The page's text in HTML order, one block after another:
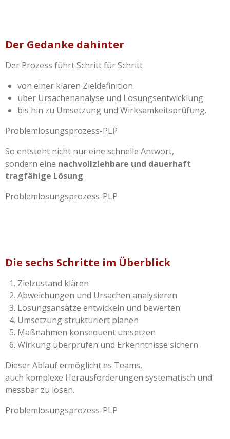
Der Gedanke dahinter
Der Prozess führt Schritt für Schritt
von einer klaren Zieldefinition
über Ursachenanalyse und Lösungsentwicklung
bis hin zu Umsetzung und Wirksamkeitsprüfung.
Problemlosungsprozess-PLP
So entsteht nicht nur eine schnelle Antwort,
sondern eine nachvollziehbare und dauerhaft
tragfähige Lösung.
Problemlosungsprozess-PLP
Die sechs Schritte im Überblick
Zielzustand klären
Abweichungen und Ursachen analysieren
Lösungsansätze entwickeln und bewerten
Umsetzung strukturiert planen
Maßnahmen konsequent umsetzen
Wirkung überprüfen und Erkenntnisse sichern
Dieser Ablauf ermöglicht es Teams,
auch komplexe Herausforderungen systematisch und
messbar zu lösen.
Problemlosungsprozess-PLP